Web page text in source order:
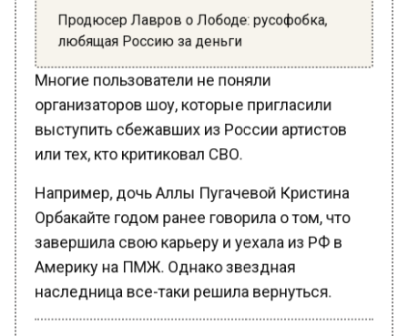
любящая Россию за деньги
Многие пользователи не поняли
организаторов шоу, которые пригласили
выступить сбежавших из России артистов
или тех, кто критиковал СВО.
Орбакайте годом ранее говорила о том, что
завершила свою карьеру и уехала из РФ в
Америку на ПМЖ. Однако звездная
наследница все-таки решила вернуться.